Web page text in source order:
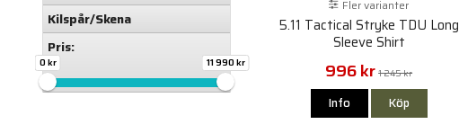
Kilspår/Skena
Pris:
0 kr 11 990 kr
Fler varianter
5.11 Tactical Stryke TDU Long
Sleeve Shirt
996 kr 1 245 kr
Info Köp